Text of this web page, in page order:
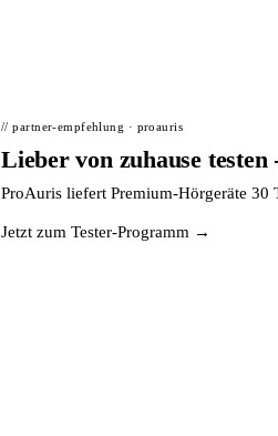
// partner-empfehlung · proauris
Lieber von zuhause
ProAuris liefert Premium-Hörgeräte 30
Jetzt zum Tester-Programm →